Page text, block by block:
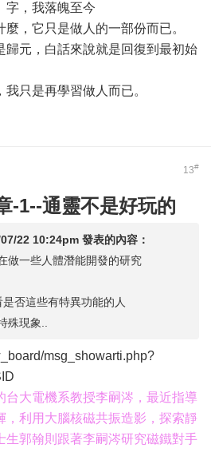
字，我落魄至今
，它只是做人的一部份而已。
歸元，白話來說就是回復到最初始
只是再學習做人而已。
13#
-1--通靈不是好玩的
22 10:24pm 發表的內容：
做一些人體潛能開發的研究
否這些有特異功能的人
殊現象..
msg_showarti.php?
台大電機系教授李嗣涔，最近指導
，利用大腦核磁共振造影，探索靜
生郭翰則跟著李嗣涔研究磁鐵對手